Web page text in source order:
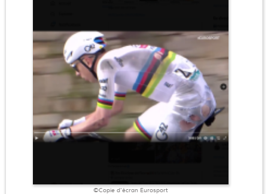
©Copie d'écran Eurosport